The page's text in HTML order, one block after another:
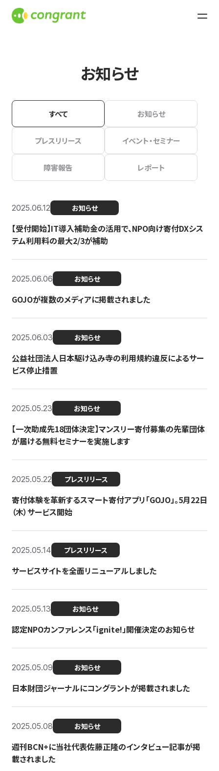
お知らせ
すべて お知らせ
プレスリリース イベント・セミナー
障害報告 レポート
2025.06.12 お知らせ
【受付開始】IT導入補助金の活用で、NPO向け寄付DXシス
テム利用料の最大2/3が補助
2025.06.06 お知らせ
GOJOが複数のメディアに掲載されました
2025.06.03 お知らせ
公益社団法人日本駆け込み寺の利用規約違反によるサー
ビス停止措置
2025.05.23 お知らせ
【一次助成先18団体決定】マンスリー寄付募集の先輩団体
が届ける無料セミナーを実施します
2025.05.22 プレスリリース
寄付体験を革新するスマート寄付アプリ「GOJO」。5月22日
（木）サービス開始
2025.05.14 プレスリリース
サービスサイトを全面リニューアルしました
2025.05.13 お知らせ
認定NPOカンファレンス「ignite!」開催決定のお知らせ
2025.05.09 お知らせ
日本財団ジャーナルにコングラントが掲載されました
2025.05.08 お知らせ
週刊BCN+に当社代表佐藤正隆のインタビュー記事が掲
載されました